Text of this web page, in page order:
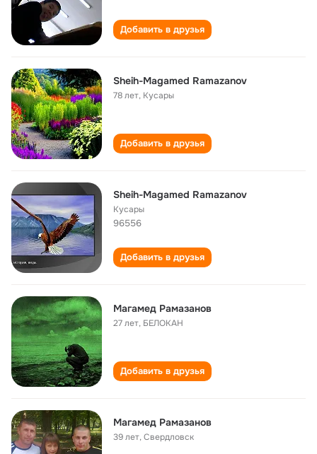
Добавить в друзья
Sheih-Magamed Ramazanov
78 лет, Кусары
Добавить в друзья
Sheih-Magamed Ramazanov
Кусары
96556
Добавить в друзья
Магамед Рамазанов
27 лет, БЕЛОКАН
Добавить в друзья
Магамед Рамазанов
39 лет,Свердловск